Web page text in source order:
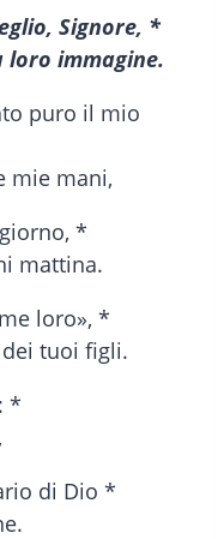
Signore, *
loro immagine.
puro il mio
mie mani,
*
mattina.
loro», *
tuoi figli.
*
di Dio *